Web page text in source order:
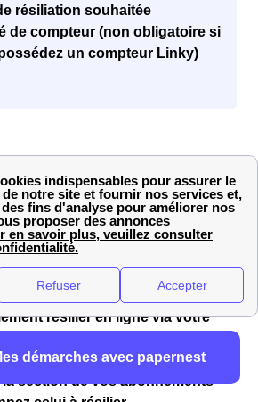
résiliation souhaitée
de compteur (non obligatoire si
un compteur Linky)
, du lundi au samedi de
dimanche de 10h00 à 18h00
conseillers vous assisteront
pour votre logement à Allaines
résilier en ligne via votre
“Mon espace client”.
section de vos abonnements
démarches avec papernest